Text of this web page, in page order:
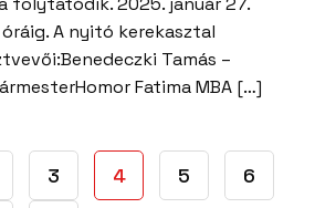
A nyitó kerekasztal
Tamás –
Fatima MBA […]
3 4 5
6